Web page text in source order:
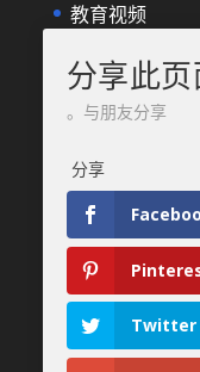
教育视频
在该国的网络摄
最有利的
捷克 演练和手册
期结果Sportka
如何注册
谢谢
分享此页
与朋友分享。
分享
Twitter